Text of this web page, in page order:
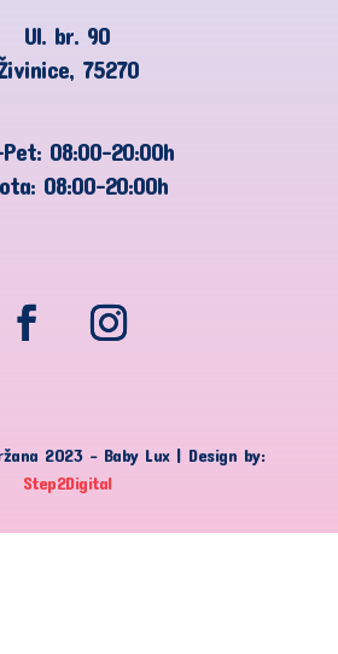
Ul. br. 90
75270
Pet: 08:00-20:00h
08:00-20:00h
2023 – Baby Lux | Design by:
Step2Digital